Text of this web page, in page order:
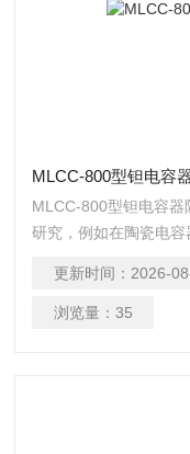
MLCC-800型钽电容
MLCC-800型钽电容
研究，例如在陶瓷电
评估其在不同温度下
造选择合适的材料。
更新时间： 2026-
浏览量： 35